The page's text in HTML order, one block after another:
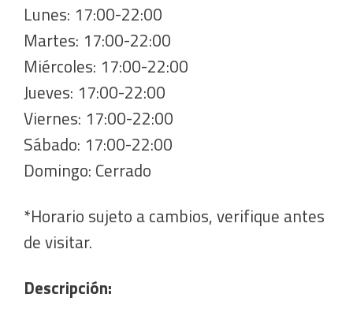
Lunes: 17:00-22:00
Martes: 17:00-22:00
Miércoles: 17:00-22:00
Jueves: 17:00-22:00
Viernes: 17:00-22:00
Sábado: 17:00-22:00
Domingo: Cerrado
*Horario sujeto a cambios, verifique antes
de visitar.
Descripción: